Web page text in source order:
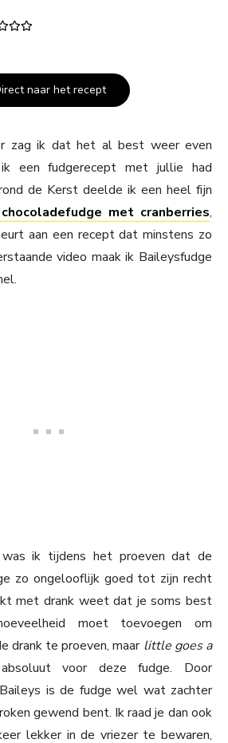
naar het recept
zag ik dat het al best weer even
een fudgerecept met jullie had
de Kerst deelde ik een heel fijn
met cranberries,
aan een recept dat minstens zo
video maak ik Baileysfudge
was ik tijdens het proeven dat de
zo ongelooflijk goed tot zijn recht
met drank weet dat je soms best
moet toevoegen om
drank te proeven, maar little goes a
voor deze fudge. Door
is de fudge wel wat zachter
gewend bent. Ik raad je dan ook
lekker in de vriezer te bewaren,